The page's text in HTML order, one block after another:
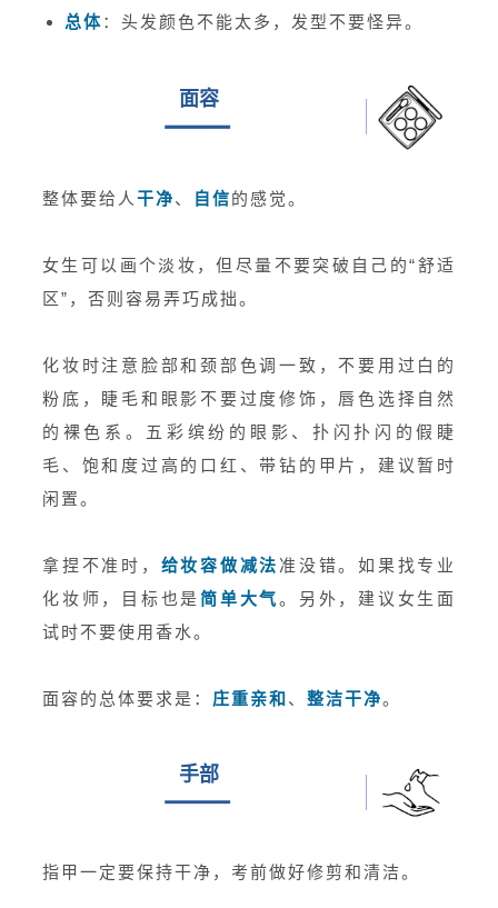
总体：头发颜色不能太多，发型不要怪异。
面容
整体要给人 干净、 自信的感觉。
女生可以画个淡妆，但尽量不要突破自己的“舒适
区”，否则容易弄巧成拙。
化妆时注意脸部和颈部色调一致，不要用过白的
粉底，睫毛和眼影不要过度修饰，唇色选择自然
的裸色系。五彩缤纷的眼影、扑闪扑闪的假睫
毛、饱和度过高的口红、带钻的甲片，建议暂时
闲置。
拿捏不准时， 给妆容做减法 准没错。如果找专业
化妆师，目标也是简单大气。另外，建议女生面
试时不要使用香水。
面容的总体要求是： 庄重亲和 、 整洁干净。
手部
指甲一定要保持干净，考前做好修剪和清洁。